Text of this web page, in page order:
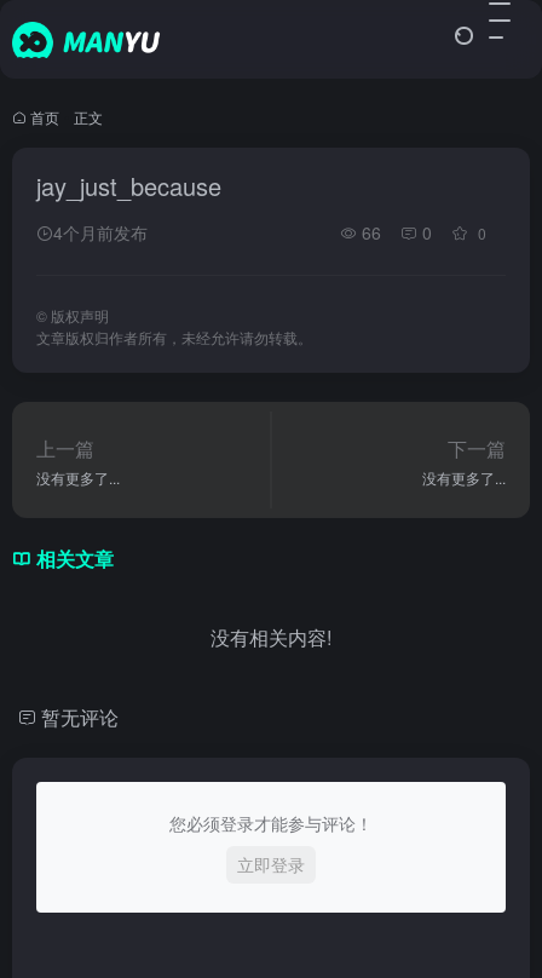
首页 正文
jay_just_because
4个月前发布 66 0 0
© 版权声明
文章版权归作者所有，未经允许请勿转载。
上一篇
没有更多了...
下一篇
没有更多了...
相关文章
没有相关内容!
暂无评论
您必须登录才能参与评论！
立即登录